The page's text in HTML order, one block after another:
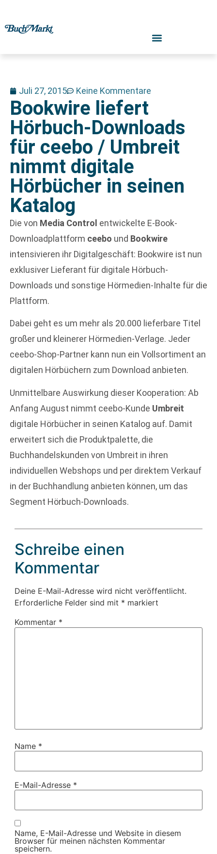
Juli 27, 2015 Keine Kommentare
Bookwire liefert
Hörbuch-Downloads
für ceebo / Umbreit
nimmt digitale
Hörbücher in seinen
Katalog
Die von Media Control entwickelte E-Book-
Downloadplattform ceebo und Bookwire
intensivieren ihr Digitalgeschäft: Bookwire ist nun
exklusiver Lieferant für digitale Hörbuch-
Downloads und sonstige Hörmedien-Inhalte für die
Plattform.
Dabei geht es um mehr als 20.000 lieferbare Titel
großer und kleinerer Hörmedien-Verlage. Jeder
ceebo-Shop-Partner kann nun ein Vollsortiment an
digitalen Hörbüchern zum Download anbieten.
Unmittelbare Auswirkung dieser Kooperation: Ab
Anfang August nimmt ceebo-Kunde Umbreit
digitale Hörbücher in seinen Katalog auf. Damit
erweitert sich die Produktpalette, die
Buchhandelskunden von Umbreit in ihren
individuellen Webshops und per direktem Verkauf
in der Buchhandlung anbieten können, um das
Segment Hörbuch-Downloads.
Schreibe einen
Kommentar
Deine E-Mail-Adresse wird nicht veröffentlicht.
Erforderliche Felder sind mit * markiert
Kommentar *
Name *
E-Mail-Adresse *
Name, E-Mail-Adresse und Website in diesem
Browser für meinen nächsten Kommentar
speichern.